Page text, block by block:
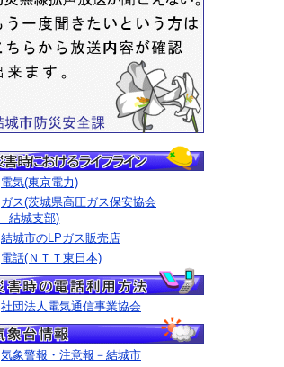
電気(東京電力)
ガス(茨城県高圧ガス保安協会
結城支部)
結城市のLPガス販売店
電話(ＮＴＴ東日本)
社団法人電気通信事業協会
気象警報・注意報－結城市